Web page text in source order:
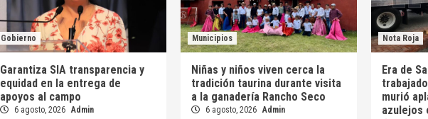
Gobierno
Garantiza SIA transparencia y
equidad en la entrega de
apoyos al campo
6 agosto, 2026 Admin
Municipios
Niñas y niños viven cerca la
tradición taurina durante visita
a la ganadería Rancho Seco
6 agosto, 2026 Admin
Nota Roja
Era de
murió
azulejos